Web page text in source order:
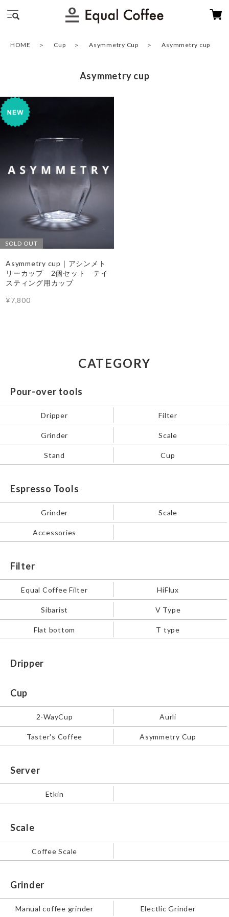
HOME Cup Asymmetry Cup Asymmetry cup
Asymmetry cup
SOLD OUT
Asymmetry cup｜アシンメト
リーカップ 2個セット テイ
スティング用カップ
¥7,800
CATEGORY
Pour-over tools
Dripper Filter
Grinder Scale
Stand Cup
Espresso Tools
Grinder Scale
Accessories
Filter
Equal Coffee Filter HiFlux
Sibarist V Type
Flat bottom T type
Dripper
Cup
2-WayCup Aurli
Taster's Coffee Asymmetry Cup
Server
Etkin
Scale
Coffee Scale
Grinder
Manual coffee grinder Electlic Grinder